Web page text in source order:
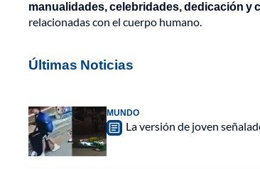
manualidades, celebridades, dedicación y
relacionadas con el cuerpo humano.
Últimas Noticias
MUNDO
La versión de joven